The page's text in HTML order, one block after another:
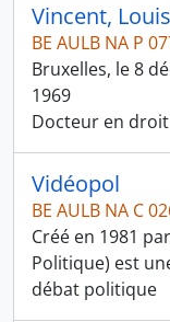
Vincent, Louis
BE AULB NA P
Bruxelles, le 8
1969
Docteur en droit
Vidéopol
BE AULB NA C
Créé en 1981
Politique) est
débat politique